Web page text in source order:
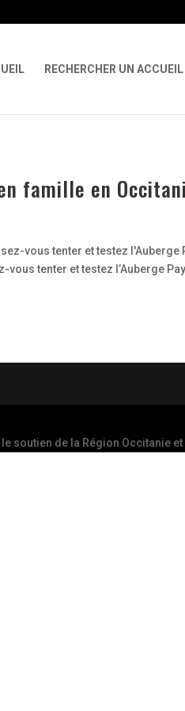
RECHERCHER UN ACCUEIL
famille en
vous tenter et testez l'Auberge
tenter et testez l’Auberge
le soutien de la Région Occitanie